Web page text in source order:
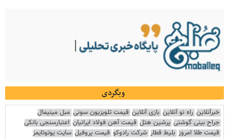
وبگردی
خبرآنلاین راه نو آنلاین بازی آنلاین قیمت تلویزیون سونی مبل مینیمال
جراح بینی گوشتی پرشین هتل قیمت آهن فولاد ایرانیان اعتبارسنجی بانکی
قیمت طلا امروز بلیط قطار شرکت رادوکو قیمت پروفیل سایت یوتوتایمز